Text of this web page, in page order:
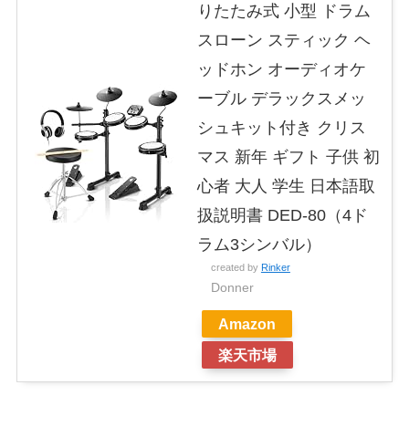
りたたみ式 小型 ドラム
スローン スティック ヘ
ッドホン オーディオケ
ーブル デラックスメッ
シュキット付き クリス
マス 新年 ギフト 子供 初
心者 大人 学生 日本語取
扱説明書 DED-80（4ド
ラム3シンバル）
created by Rinker
Donner
Amazon
楽天市場